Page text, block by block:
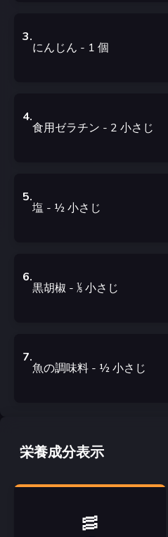
3.
にんじん - 1 個
4.
食用ゼラチン - 2 小さじ
5.
塩 - ½小さじ
6.
黒胡椒 - ⅕小さじ
7.
魚の調味料 - ½小さじ
栄養成分表示
🥓